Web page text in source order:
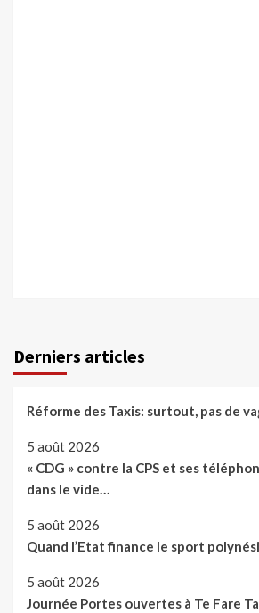
Derniers articles
Réforme des Taxis: surtout, pas de
5 août 2026
« CDG » contre la CPS et ses
dans le vide…
5 août 2026
Quand l’Etat finance le sport
5 août 2026
Journée Portes ouvertes à Te Fare